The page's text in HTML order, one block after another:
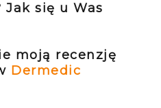
się u Was
moją recenzję
Dermedic